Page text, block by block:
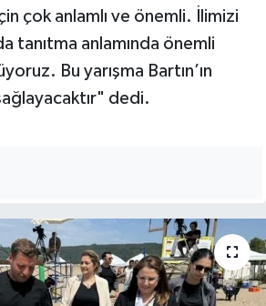
çok anlamlı ve önemli. İlimizi
tanıtma anlamında önemli
Bu yarışma Bartın’ın
dedi.